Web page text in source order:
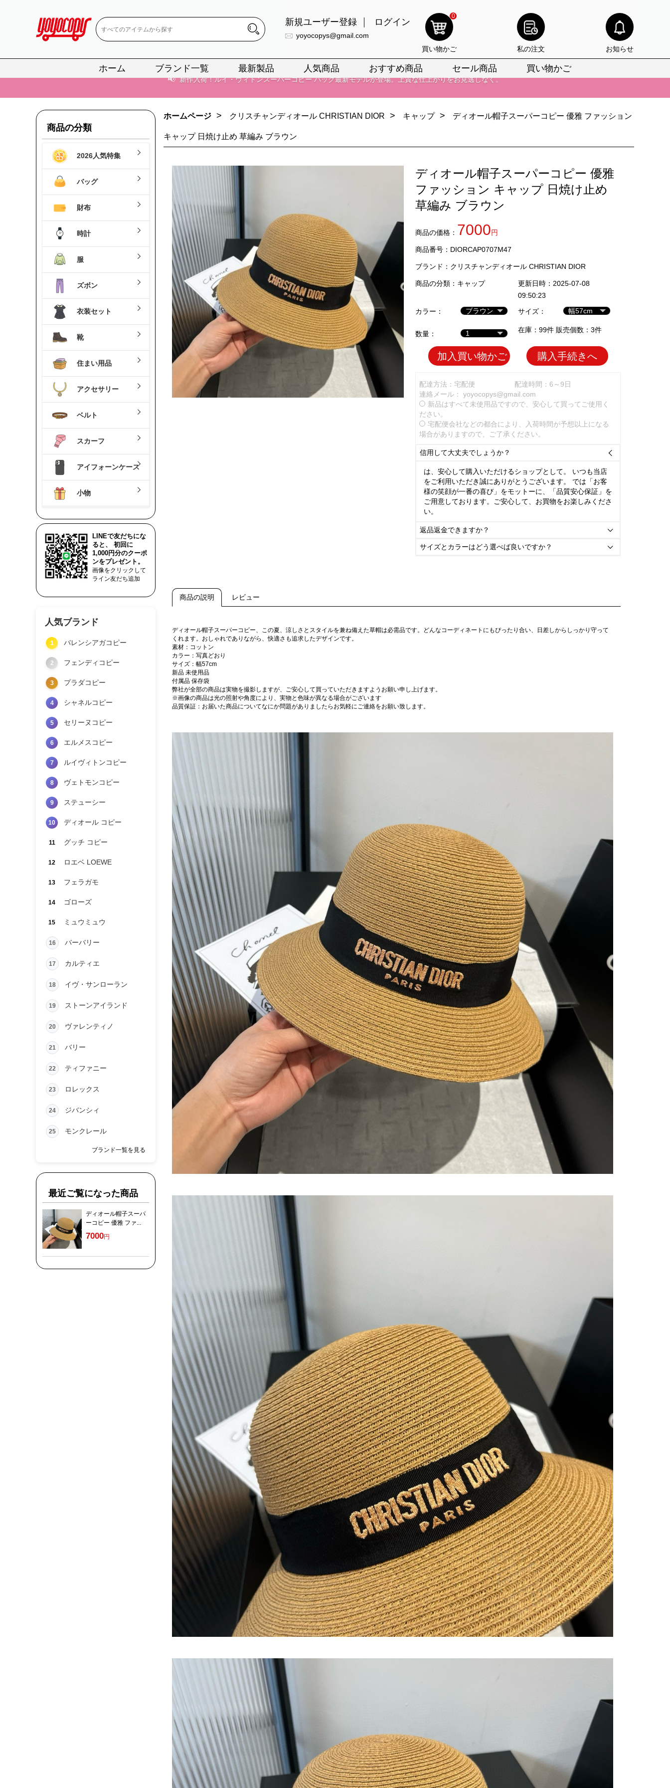
新規ユーザー登録 ログイン
yoyocopys@gmail.com
0
買い物かご 私の注文 お知らせ
ホーム ブランド一覧 最新製品 人気商品 おすすめ商品 セール商品 買い物かご
📢 当店は正真正銘のn級スーパーコピーのみ取扱い。最高品質の再現度を安心してお選びいただけます。
📢 2026春の新作続々更新中！期間中のご注文でお得な割引をご利用いただけます。
新作入荷！ルイ・ヴィトンスーパーコピー バッグ最新モデルが登場。上質な仕上がりをお見逃しなく。
商品の分類
2026人気特集
バッグ
財布
時計
服
ズボン
衣装セット
靴
住まい用品
アクセサリー
ベルト
スカーフ
アイフォーンケース
小物
LINEで友だちにな
ると、 初回に
1,000円分のクーポ
ンをプレゼント。
画像をクリックして
ライン友だち追加
人気ブランド
1 バレンシアガコピー
2 フェンディコピー
3 プラダコピー
4 シャネルコピー
5 セリーヌコピー
6 エルメスコピー
7 ルイヴィトンコピー
8 ヴェトモンコピー
9 ステューシー
10 ディオール コピー
11 グッチ コピー
12 ロエベ LOEWE
13 フェラガモ
14 ゴローズ
15 ミュウミュウ
16 バーバリー
17 カルティエ
18 イヴ・サンローラン
19 ストーンアイランド
20 ヴァレンティノ
21 バリー
22 ティファニー
23 ロレックス
24 ジバンシィ
25 モンクレール
ブランド一覧を見る
最近ご覧になった商品
ディオール帽子スーパ
ーコピー 優雅 ファ...
7000円
ホームページ > クリスチャンディオール CHRISTIAN DIOR > キャップ > ディオール帽子スーパーコピー 優雅 ファッション
キャップ 日焼け止め 草編み ブラウン
ディオール帽子スーパーコピー 優雅
ファッション キャップ 日焼け止め
草編み ブラウン
商品の価格： 7000円
商品番号：DIORCAP0707M47
ブランド： クリスチャンディオール CHRISTIAN DIOR
商品の分類： キャップ
更新日時：2025-07-08
09:50:23
カラー：
サイズ：
数量： 在庫：99件 販売個数：3件
加入買い物かご 購入手続きへ
配達方法：宅配便
配達時間：6～9日
連絡メール： yoyocopys@gmail.com
新品はすべて未使用品ですので、安心して買ってご使用く
ださい。
宅配便会社などの都合により、入荷時間が予想以上になる
場合がありますので、ご了承ください。
信用して大丈夫でしょうか？ 
は、安心して購入いただけるショップとして。 いつも当店
をご利用いただき誠にありがとうございます。 では「お客
様の笑顔が一番の喜び」をモットーに、「品質安心保証」を
ご用意しております。ご安心して、お買物をお楽しみくださ
い。
返品返金できますか？ 
サイズとカラーはどう選べば良いですか？ 
商品の説明 レビュー
ディオール帽子スーパーコピー、この夏、涼しさとスタイルを兼ね備えた草帽は必需品です。どんなコーディネートにもぴったり合い、日差しからしっかり守って
くれます。おしゃれでありながら、快適さも追求したデザインです。
素材：コットン
カラー：写真どおり
サイズ：幅57cm
新品 未使用品
付属品 保存袋
弊社が全部の商品は実物を撮影しますが、ご安心して買っていただきますようお願い申し上げます。
※画像の商品は光の照射や角度により、実物と色味が異なる場合がございます
品質保証：お届いた商品についてなにか問題がありましたらお気軽にご連絡をお願い致します。